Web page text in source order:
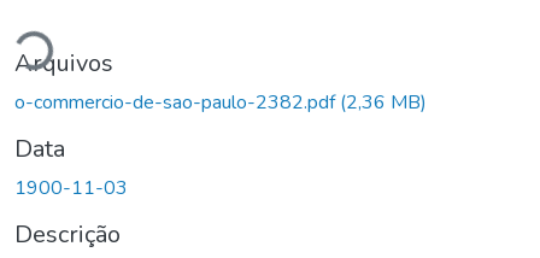
Arquivos
o-commercio-de-sao-paulo-2382.pdf(2,36 MB)
Data
1900-11-03
Descrição